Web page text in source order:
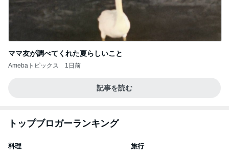
ママ友が調べてくれた夏らしいこと
Amebaトピックス 1日前
記事を読む
トップブロガーランキング
料理 旅行